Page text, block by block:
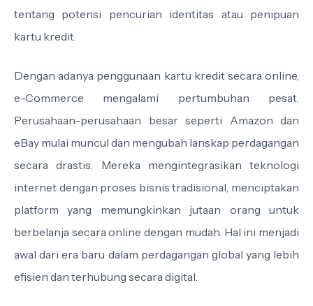
tentang potensi pencurian identitas atau penipuan
kartu kredit.
Dengan adanya penggunaan kartu kredit secara online,
e-Commerce mengalami pertumbuhan pesat.
Perusahaan-perusahaan besar seperti Amazon dan
eBay mulai muncul dan mengubah lanskap perdagangan
secara drastis. Mereka mengintegrasikan teknologi
internet dengan proses bisnis tradisional, menciptakan
platform yang memungkinkan jutaan orang untuk
berbelanja secara online dengan mudah. Hal ini menjadi
awal dari era baru dalam perdagangan global yang lebih
efisien dan terhubung secara digital.